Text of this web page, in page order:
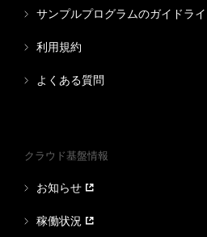
サンプルプログラムのガイドラ
利用規約
よくある質問
クラウド基盤情報
お知らせ
稼働状況